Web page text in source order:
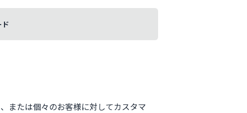
または個々のお客様に対してカスタマ